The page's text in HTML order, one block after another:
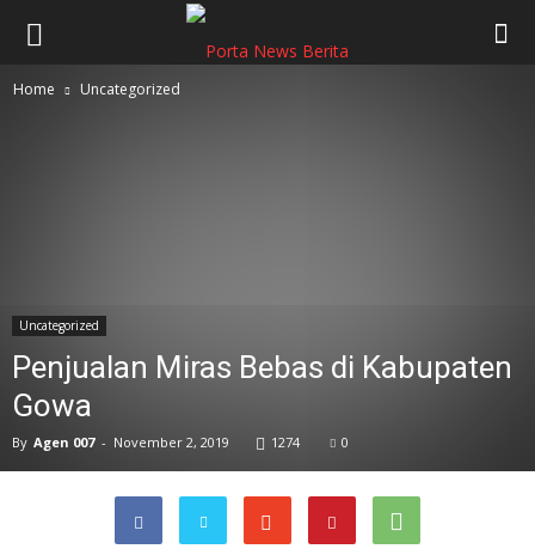
Home Uncategorized
Uncategorized
Penjualan Miras Bebas di Kabupaten
Gowa
By Agen 007 - November 2, 2019 1274 0